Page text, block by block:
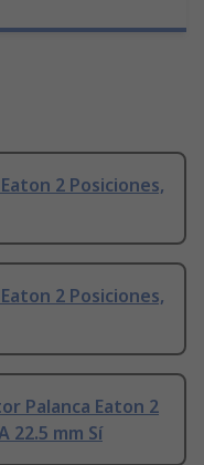
2 Posiciones,
2 Posiciones,
Palanca Eaton 2
22.5 mm Sí